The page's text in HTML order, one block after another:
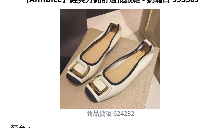
商品貨號 624232